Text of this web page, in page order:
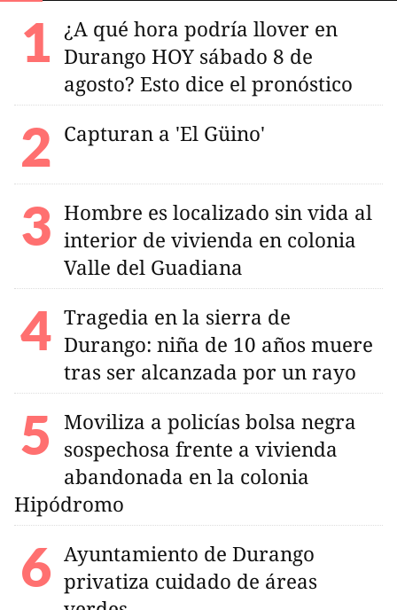
¿A qué hora podría llover en
Durango HOY sábado 8 de
agosto? Esto dice el pronóstico
Capturan a 'El Güino'
Hombre es localizado sin vida al
interior de vivienda en colonia
Valle del Guadiana
Tragedia en la sierra de
Durango: niña de 10 años muere
tras ser alcanzada por un rayo
Moviliza a policías bolsa negra
sospechosa frente a vivienda
abandonada en la colonia
Hipódromo
Ayuntamiento de Durango
privatiza cuidado de áreas